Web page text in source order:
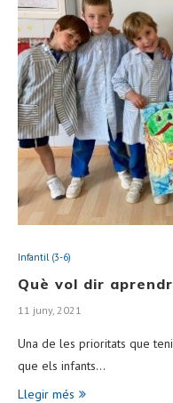
Infantil (3-6)
Què vol dir
11 juny, 2021
Una de les prioritats que
que els infants…
Llegir més